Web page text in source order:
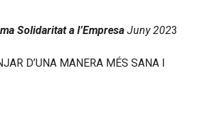
Solidaritat a l’Empresa Juny 2023
D’UNA MANERA MÉS SANA I